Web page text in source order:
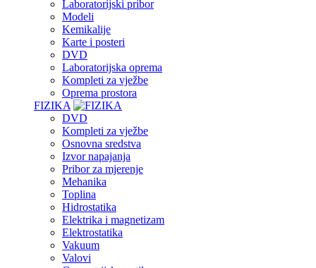
Laboratorijski pribor
Modeli
Kemikalije
Karte i posteri
DVD
Laboratorijska oprema
Kompleti za vježbe
Oprema prostora
FIZIKA
DVD
Kompleti za vježbe
Osnovna sredstva
Izvor napajanja
Pribor za mjerenje
Mehanika
Toplina
Hidrostatika
Elektrika i magnetizam
Elektrostatika
Vakuum
Valovi